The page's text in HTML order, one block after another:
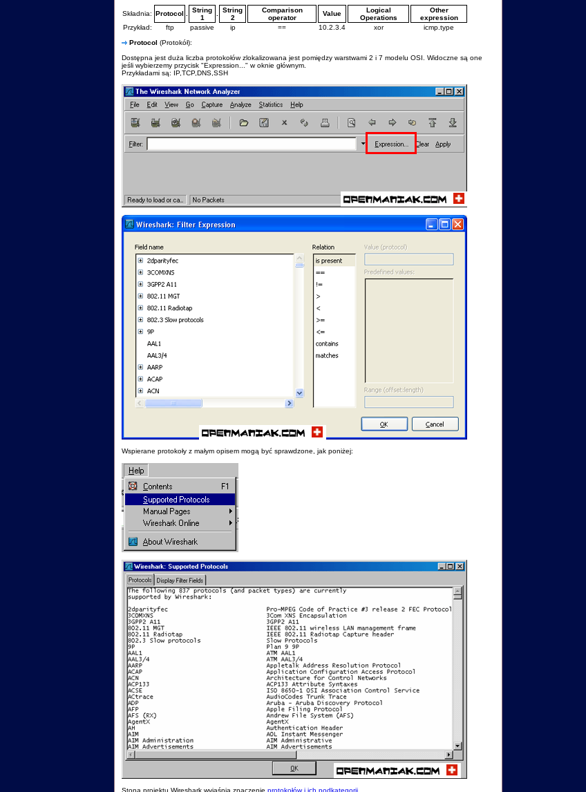
Składnia: Protocol
String
1
String
2
Comparison
operator
Value
Logical
Operations
Other
expression
Przykład:
ftp passive ip == 10.2.3.4 xor
icmp.type
Protocol (Protokół):
Dostępna jest duża liczba protokołów zlokalizowana jest pomiędzy warstwami 2 i 7 modelu OSI. Widoczne są one
jeśli wybierzemy przycisk "Expression..." w oknie głównym.
Przykładami są: IP,TCP,DNS,SSH
Wspierane protokoły z małym opisem mogą być sprawdzone, jak poniżej:
Stona projektu Wireshark wyjaśnia znaczenie protokołów i ich podkategorii